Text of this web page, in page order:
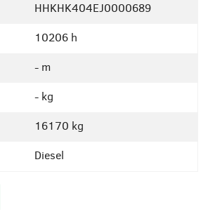
HHKHK404EJ0000689
10206 h
- m
- kg
16170 kg
Diesel